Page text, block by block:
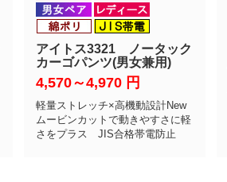
アイトス3321 ノータック
カーゴパンツ(男女兼用)
4,570～4,970 円
軽量ストレッチ×高機動設計New
ムービンカットで動きやすさに軽
さをプラス JIS合格帯電防止